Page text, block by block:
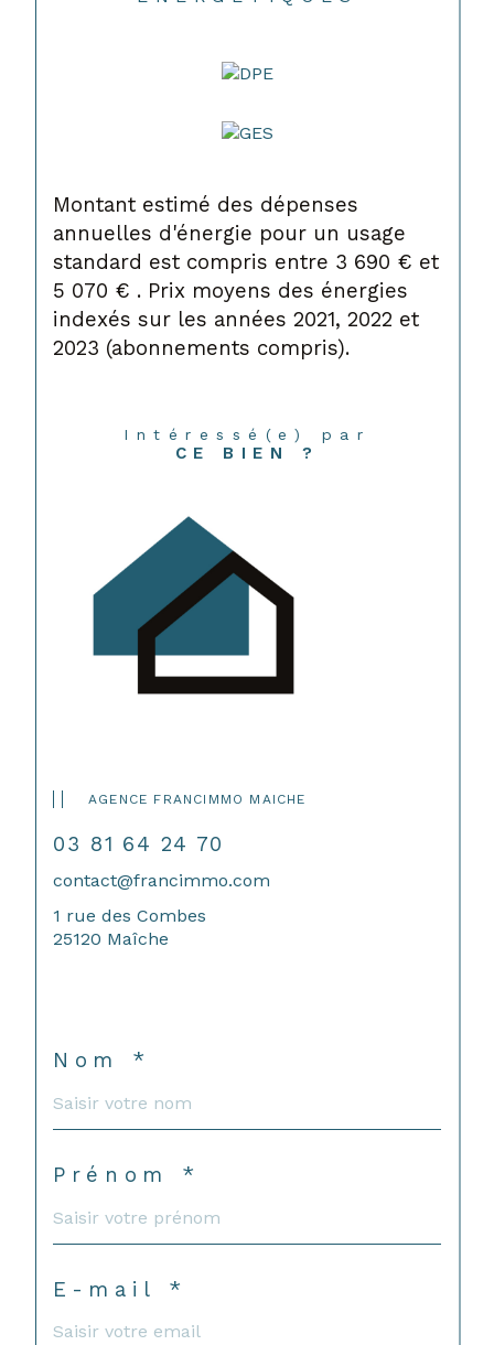
Montant estimé des dépenses
annuelles d'énergie pour un usage
standard est compris entre 3 690 € et
5 070 € . Prix moyens des énergies
indexés sur les années 2021, 2022 et
2023 (abonnements compris).
Intéressé(e) par
CE BIEN ?
AGENCE FRANCIMMO MAICHE
03 81 64 24 70
contact@francimmo.com
1 rue des Combes
25120 Maîche
Nom *
Prénom *
E-mail *